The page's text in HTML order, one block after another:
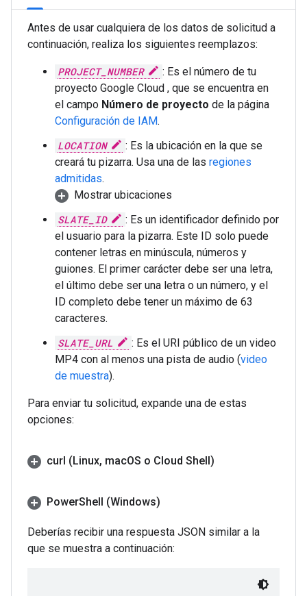
Antes de usar cualquiera de los datos de solicitud a
continuación, realiza los siguientes reemplazos:
PROJECT_NUMBER
: Es el número de tu
proyecto Google Cloud , que se encuentra en
el campo Número de proyecto de la página
Configuración de IAM.
LOCATION
: Es la ubicación en la que se
creará tu pizarra. Usa una de las regiones
admitidas.
Mostrar ubicaciones
SLATE_ID
: Es un identificador definido por
el usuario para la pizarra. Este ID solo puede
contener letras en minúscula, números y
guiones. El primer carácter debe ser una letra,
el último debe ser una letra o un número, y el
ID completo debe tener un máximo de 63
caracteres.
SLATE_URL
: Es el URI público de un video
MP4 con al menos una pista de audio (video
de muestra).
Para enviar tu solicitud, expande una de estas
opciones:
curl (Linux, macOS o Cloud Shell)
PowerShell (Windows)
Deberías recibir una respuesta JSON similar a la
que se muestra a continuación: